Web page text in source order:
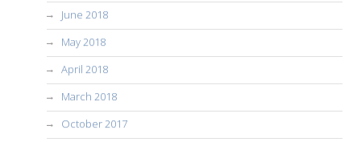
June 2018
May 2018
April 2018
March 2018
October 2017